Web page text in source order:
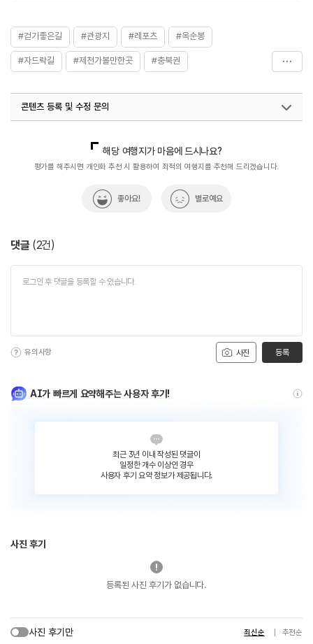
#걷기좋은길 #관광지 #레포츠 #옥순봉
#자드락길 #제천가볼만한곳 #충북권
콘텐츠 등록 및 수정 문의
해당 여행지가 마음에 드시나요?
평가를 해주시면 개인화 추천 시 활용하여 최적의 여행지를 추천해 드리겠습니다.
좋아요! 별로예요
댓글 (2건)
사진
유의사항 등록
AI가 빠르게 요약해주는 사용자 후기!
최근 3년 이내 작성된 댓글이
일정한 개수 이상인 경우
사용자 후기 요약 정보가 제공됩니다.
사진 후기
등록된 사진 후기가 없습니다.
사진 후기만 최신순 추천순